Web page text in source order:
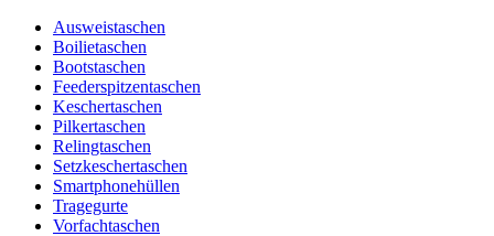
Ausweistaschen
Boilietaschen
Bootstaschen
Feederspitzentaschen
Keschertaschen
Pilkertaschen
Relingtaschen
Setzkeschertaschen
Smartphonehüllen
Tragegurte
Vorfachtaschen